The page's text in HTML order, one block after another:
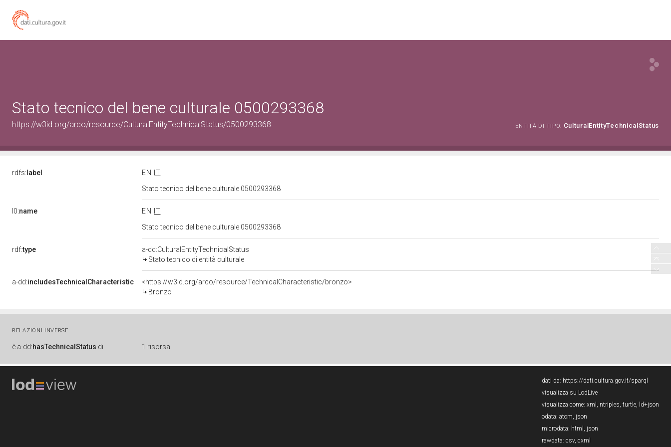
Stato tecnico del bene culturale 0500293368
https://w3id.org/arco/resource/CulturalEntityTechnicalStatus/0500293368 ENTITÀ DI TIPO: CulturalEntityTechnicalStatus
rdfs: label EN
IT
Stato tecnico del bene culturale 0500293368
l0:name EN
IT
Stato tecnico del bene culturale 0500293368
rdf:type
a-dd:CulturalEntityTechnicalStatus
Stato tecnico di entità culturale
a-dd:includesTechnicalCharacteristic
<https://w3id.org/arco/resource/TechnicalCharacteristic/bronzo>
Bronzo
RELAZIONI INVERSE
è a-dd:hasTechnicalStatus di 1 risorsa
dati da: https://dati.cultura.gov.it/sparql
visualizza su LodLive
visualizza come: xml , ntriples, turtle, ld+json
odata: atom, json
microdata: html , json
rawdata: csv, cxml